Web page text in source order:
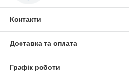
Контакти
Доставка та оплата
Графік роботи